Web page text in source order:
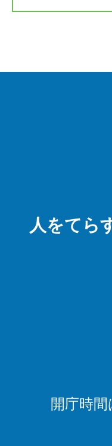
人をて
開庁時